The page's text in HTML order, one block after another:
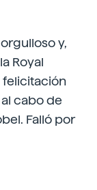
y,
Royal
felicitación
cabo de
Falló por